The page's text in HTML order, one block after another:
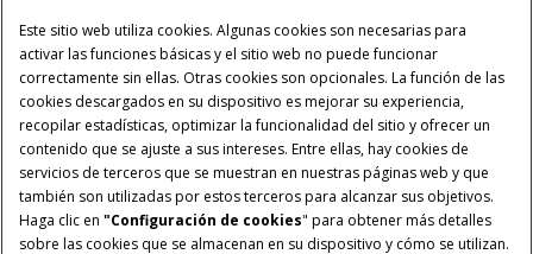
SOBRE CASE IH
Política Integrada QEHS
Politicas de Privacidad
Terminos y Condiciones
Nota Legal
Configuración de cookies
© 2026 CNH Industrial America LLC. All Rights Reserved. Case IH is a
Este sitio web utiliza cookies. Algunas cookies son necesarias para
activar las funciones básicas y el sitio web no puede funcionar
correctamente sin ellas. Otras cookies son opcionales. La función de las
cookies descargados en su dispositivo es mejorar su experiencia,
recopilar estadísticas, optimizar la funcionalidad del sitio y ofrecer un
contenido que se ajuste a sus intereses. Entre ellas, hay cookies de
servicios de terceros que se muestran en nuestras páginas web y que
también son utilizadas por estos terceros para alcanzar sus objetivos.
Haga clic en "Configuración de cookies" para obtener más detalles
sobre las cookies que se almacenan en su dispositivo y cómo se utilizan.